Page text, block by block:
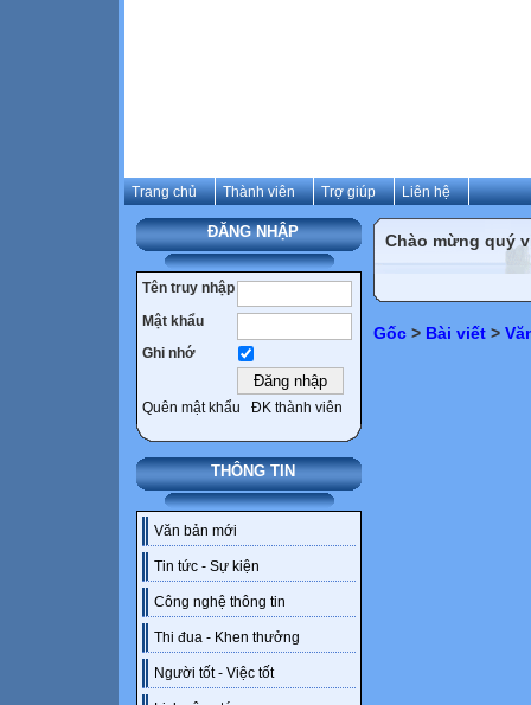
Trang chủ Thành viên Trợ giúp Liên hệ
ĐĂNG NHẬP
Tên truy nhập
Mật khẩu
Ghi nhớ
Quên mật khẩu ĐK thành viên
THÔNG TIN
Văn bản mới
Tin tức - Sự kiện
Công nghệ thông tin
Thi đua - Khen thưởng
Người tốt - Việc tốt
Chào mừng quý
Gốc > Bài viết >